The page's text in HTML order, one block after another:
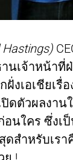
นเจ้าหน้าที่
งเอเชียเรื่
ดตัวผลงาน
อนใคร ซึ่ง
ดสำหรับเร